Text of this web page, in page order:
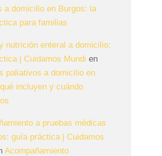
a domicilio en Burgos: la
para familias
nutrición enteral a domicilio:
| Cuidamos Mundi en
paliativos a domicilio en
incluyen y cuándo
a pruebas médicas
guía práctica | Cuidamos
Acompañamiento